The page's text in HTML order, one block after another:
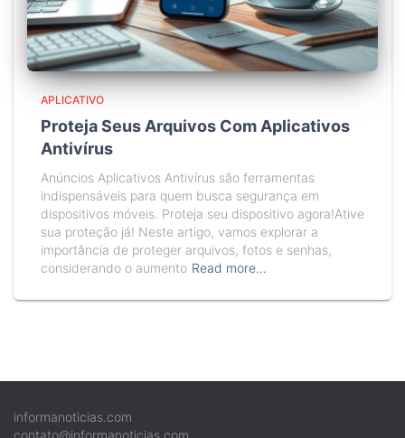
APLICATIVO
Proteja Seus Arquivos Com Aplicativos
Antivírus
Anúncios Aplicativos Antivírus são ferramentas
indispensáveis para quem busca segurança em
dispositivos móveis. Proteja seu dispositivo agora!Ative
sua proteção já! Neste artigo, vamos explorar a
importância de proteger arquivos, fotos e senhas,
considerando o aumento Read more…
informanoticias.com
contato@informanoticias.com